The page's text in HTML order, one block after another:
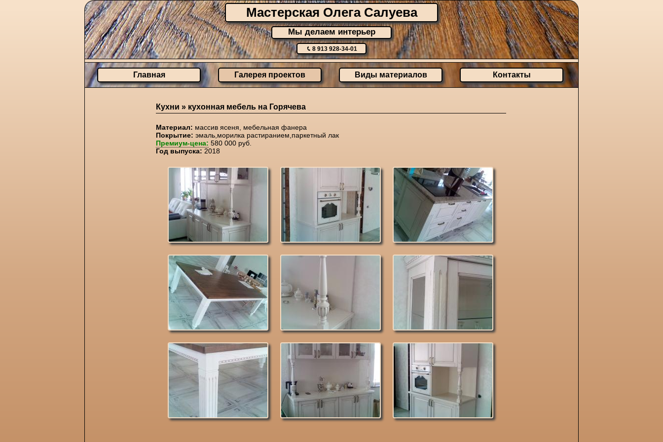
Мастерская Олега Салуева
Мы делаем интерьер
8 913 928-34-01
Главная Галерея проектов Виды материалов Контакты
Кухни » кухонная мебель на Горячева
Материал: массив ясеня, мебельная фанера
Покрытие: эмаль,морилка растиранием,паркетный лак
Премиум-цена: 580 000 руб.
Год выпуска: 2018